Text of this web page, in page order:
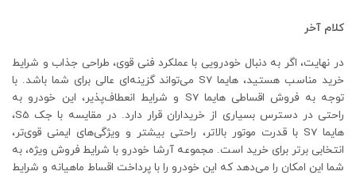
کلام آخر
در نهایت، اگر به دنبال خودرویی با عملکرد فنی قوی، طراحی جذاب و شرایط
خرید مناسب هستید، هایما S7 می‌تواند گزینه‌ای عالی برای شما باشد. با
توجه به فروش اقساطی هایما S7 و شرایط انعطاف‌پذیر، این خودرو به
راحتی در دسترس بسیاری از خریداران قرار دارد. در مقایسه با جک S5،
هایما S7 با قدرت موتور بالاتر، راحتی بیشتر و ویژگی‌های ایمنی قوی‌تر،
انتخابی برتر برای خرید است. مجموعه آرشا خودرو با شرایط فروش ویژه، به
شما این امکان را می‌دهد که این خودرو را با پرداخت اقساط ماهیانه و شرایط